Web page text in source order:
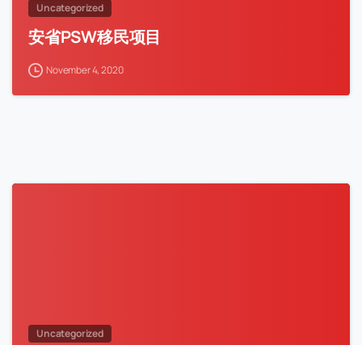
Uncategorized
安省PSW移民项目
November 4, 2020
Uncategorized